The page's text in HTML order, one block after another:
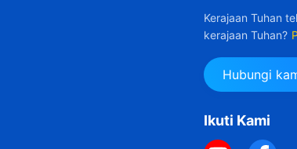
Kerajaan Tuhan
kerajaan Tuhan?
Hubungi
Ikuti Kami